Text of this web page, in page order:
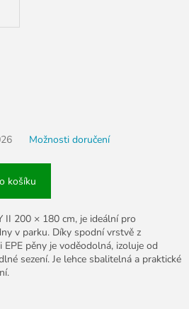
Možnosti doručení
košíku
II 200 × 180 cm, je ideální pro
v parku. Díky spodní vrstvě z
pěny je voděodolná, izoluje od
sezení. Je lehce sbalitelná a praktické